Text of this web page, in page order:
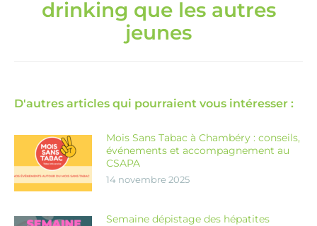
suivant
:
drinking que les autres
jeunes
D'autres articles qui pourraient vous intéresser :
Mois Sans Tabac à Chambéry : conseils,
événements et accompagnement au
CSAPA
14 novembre 2025
Semaine dépistage des hépatites